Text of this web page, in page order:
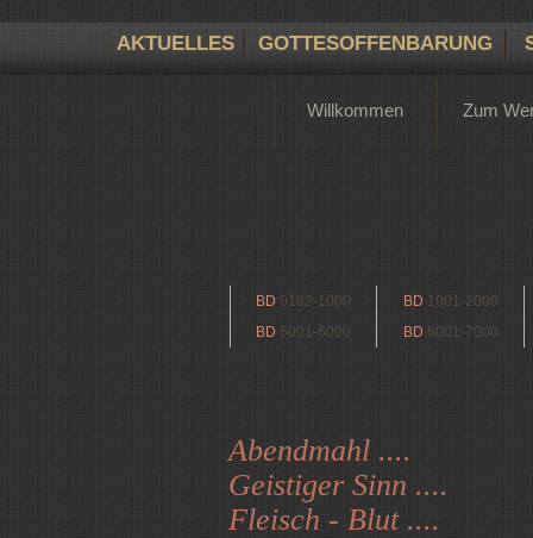
AKTUELLES GOTTESOFFENBARUNG
Willkommen Zum
BD 0182-1000 BD 1001-2000
BD 5001-6000 BD 6001-7000
Abendmahl ....
Geistiger Sinn ....
Fleisch - Blut ....